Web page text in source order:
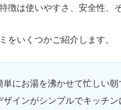
徴は使いやすさ、安全性、
をいくつかご紹介します。
単にお湯を沸かせて忙しい
ザインがシンプルでキッチ